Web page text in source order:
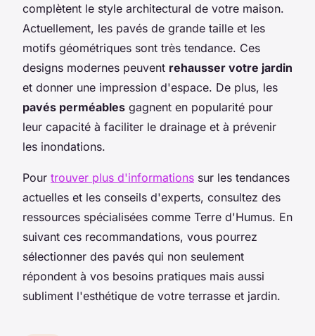
complètent le style architectural de votre maison.
Actuellement, les pavés de grande taille et les
motifs géométriques sont très tendance. Ces
designs modernes peuvent rehausser votre jardin
et donner une impression d'espace. De plus, les
pavés perméables gagnent en popularité pour
leur capacité à faciliter le drainage et à prévenir
les inondations.
Pour trouver plus d'informations sur les tendances
actuelles et les conseils d'experts, consultez des
ressources spécialisées comme Terre d'Humus. En
suivant ces recommandations, vous pourrez
sélectionner des pavés qui non seulement
répondent à vos besoins pratiques mais aussi
subliment l'esthétique de votre terrasse et jardin.